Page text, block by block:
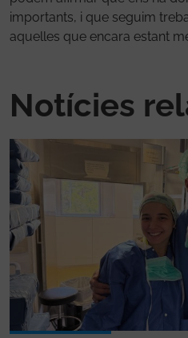
importants, i que seguim
aquelles que encara estant
Notícies